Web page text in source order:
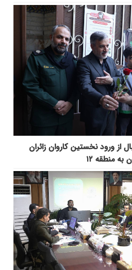
از ورود نخستین کاروان زائران
به منطقه ۱۲